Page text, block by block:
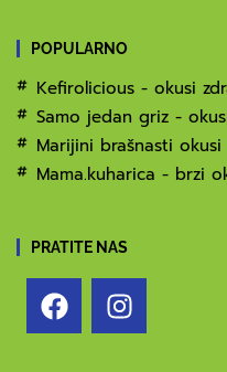
POPULARNO
Kefirolicious - okusi
Samo jedan griz -
Marijini brašnasti okusi
Mama.kuharica - brzi
PRATITE NAS